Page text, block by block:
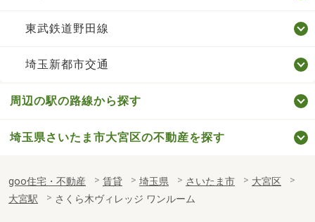
東武鉄道野田線
埼玉新都市交通
周辺の駅の路線から探す
埼玉県さいたま市大宮区の不動産を探す
goo住宅・不動産 賃貸 埼玉県 さいたま市
大宮区
大宮駅
さくら木ヴィレッジ ワンルーム